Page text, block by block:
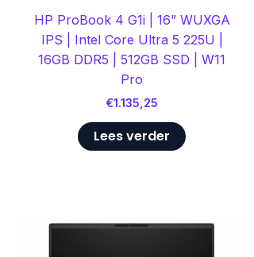
HP ProBook 4 G1i | 16” WUXGA
IPS | Intel Core Ultra 5 225U |
16GB DDR5 | 512GB SSD | W11
Pro
€1.135,25
Lees verder